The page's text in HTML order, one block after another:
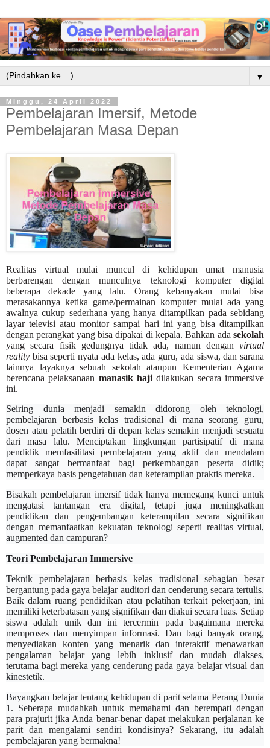
▼
Minggu, 24 April 2022
Pembelajaran Imersif, Metode
Pembelajaran Masa Depan
Realitas virtual mulai muncul di kehidupan umat manusia
berbarengan dengan munculnya teknologi komputer digital
beberapa dekade yang lalu. Orang kebanyakan mulai bisa
merasakannya ketika game/permainan komputer mulai ada yang
awalnya cukup sederhana yang hanya ditampilkan pada sebidang
layar televisi atau monitor sampai hari ini yang bisa ditampilkan
dengan perangkat yang bisa dipakai di kepala. Bahkan ada sekolah
yang secara fisik gedungnya tidak ada, namun dengan virtual
reality bisa seperti nyata ada kelas, ada guru, ada siswa, dan sarana
lainnya layaknya sebuah sekolah ataupun Kementerian Agama
berencana pelaksanaan manasik haji dilakukan secara immersive
ini.
Seiring dunia menjadi semakin didorong oleh teknologi,
pembelajaran berbasis kelas tradisional di mana seorang guru,
dosen atau pelatih berdiri di depan kelas semakin menjadi sesuatu
dari masa lalu. Menciptakan lingkungan partisipatif di mana
pendidik memfasilitasi pembelajaran yang aktif dan mendalam
dapat sangat bermanfaat bagi perkembangan peserta didik;
memperkaya basis pengetahuan dan keterampilan praktis mereka.
Bisakah pembelajaran imersif tidak hanya memegang kunci untuk
mengatasi tantangan era digital, tetapi juga meningkatkan
pendidikan dan pengembangan keterampilan secara signifikan
dengan memanfaatkan kekuatan teknologi seperti realitas virtual,
augmented dan campuran?
Teori Pembelajaran Immersive
Teknik pembelajaran berbasis kelas tradisional sebagian besar
bergantung pada gaya belajar auditori dan cenderung secara tertulis.
Baik dalam ruang pendidikan atau pelatihan terkait pekerjaan, ini
memiliki keterbatasan yang signifikan dan diakui secara luas. Setiap
siswa adalah unik dan ini tercermin pada bagaimana mereka
memproses dan menyimpan informasi. Dan bagi banyak orang,
menyediakan konten yang menarik dan interaktif menawarkan
pengalaman belajar yang lebih inklusif dan mudah diakses,
terutama bagi mereka yang cenderung pada gaya belajar visual dan
kinestetik.
Bayangkan belajar tentang kehidupan di parit selama Perang Dunia
1 . Seberapa mudahkah untuk memahami dan berempati dengan
para prajurit jika Anda benar-benar dapat melakukan perjalanan ke
parit dan mengalami sendiri kondisinya? Sekarang, itu adalah
pembelajaran yang bermakna!